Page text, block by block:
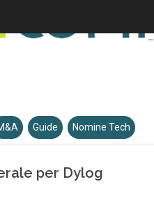
Guide Nomine Tech
per Dylog